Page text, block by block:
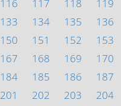
116 117 118 119
133 134 135 136
150 151 152 153
167 168 169 170
184 185 186 187
201 202 203 204